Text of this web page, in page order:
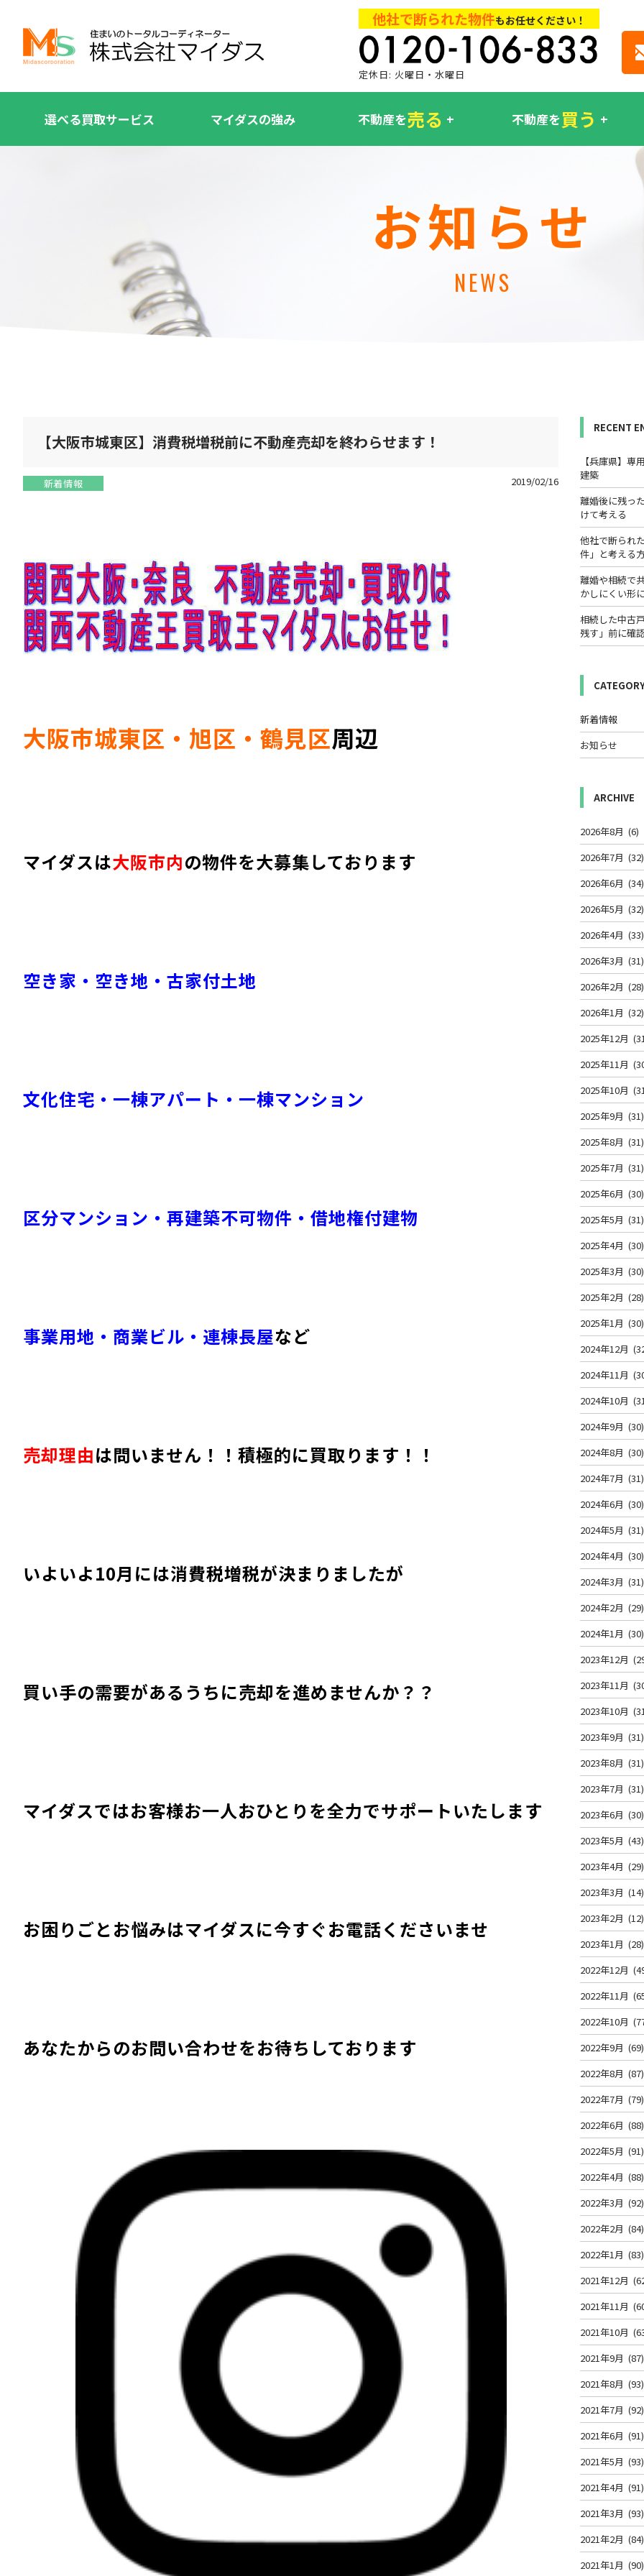
他社で断られた物件もお任せください！
定休日: 火曜日・水曜日
選べる買取サービス マイダスの強み 不動産を売る 不動産を買う
お知らせ
NEWS
【大阪市城東区】消費税増税前に不動産売却を終わらせます！
新着情報 2019/02/16
大阪市城東区・旭区・鶴見区周辺
マイダスは大阪市内の物件を大募集しております
空き家・空き地・古家付土地
文化住宅・一棟アパート・一棟マンション
区分マンション・再建築不可物件・借地権付建物
事業用地・商業ビル・連棟長屋など
売却理由は問いません！！積極的に買取ります！！
いよいよ10月には消費税増税が決まりましたが
買い手の需要があるうちに売却を進めませんか？？
マイダスではお客様お一人おひとりを全力でサポートいたし ます
お困りごとお悩みはマイダスに今すぐお電話くださいませ
あなたからのお問い合わせをお待ちしております
RECENT
【兵庫県】
建築
離婚後に残っ
けて考える
他社で断られ
件」と考える
離婚や相続で
かしにくい形
相続した中古
残す」前に確
新着情報
お知らせ
ARCHIVE
2026年8月 (6)
2026年7月 (32)
2026年6月 (34)
2026年5月 (32)
2026年4月 (33)
2026年3月 (31)
2026年2月 (28)
2026年1月 (32)
2025年12月
2025年11月
2025年10月
2025年9月 (31)
2025年8月 (31)
2025年7月 (31)
2025年6月 (30)
2025年5月 (31)
2025年4月 (30)
2025年3月 (30)
2025年2月 (28)
2025年1月 (30)
2024年12月
2024年11月
2024年10月
2024年9月 (30)
2024年8月 (30)
2024年7月 (31)
2024年6月 (30)
2024年5月 (31)
2024年4月 (30)
2024年3月 (31)
2024年2月 (29)
2024年1月 (30)
2023年12月
2023年11月
2023年10月
2023年9月 (31)
2023年8月 (31)
2023年7月 (31)
2023年6月 (30)
2023年5月 (43)
2023年4月 (29)
2023年3月 (14)
2023年2月 (12)
2023年1月 (28)
2022年12月
2022年11月
2022年10月
2022年9月 (69)
2022年8月 (87)
2022年7月 (79)
2022年6月 (88)
2022年5月 (91)
2022年4月 (88)
2022年3月 (92)
2022年2月 (84)
2022年1月 (83)
2021年12月
2021年11月
2021年10月
2021年9月 (87)
2021年8月 (93)
2021年7月 (92)
2021年6月 (91)
2021年5月 (93)
2021年4月 (91)
2021年3月 (93)
2021年2月 (84)
2021年1月 (90)